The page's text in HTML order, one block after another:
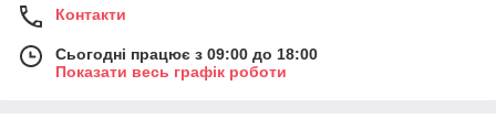
Контакти
Сьогодні працює з 09:00 до 18:00
Показати весь графік роботи